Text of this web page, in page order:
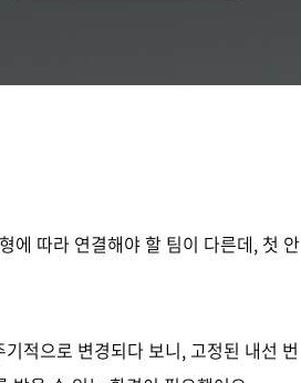
에 따라 연결해야 할 팀이 다른데, 첫 안
적으로 변경되다 보니, 고정된 내선 번